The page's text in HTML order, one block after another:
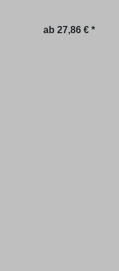
Regulärer Preis:
ab 27,86 € *